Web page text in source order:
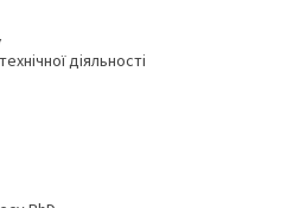
діяльності